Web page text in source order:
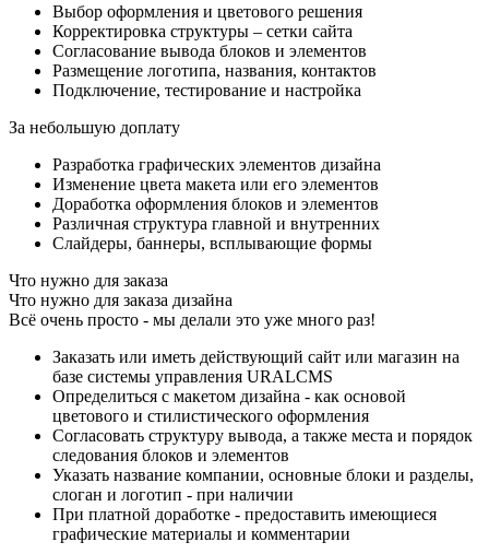
Выбор оформления и цветового решения
Корректировка структуры – сетки сайта
Согласование вывода блоков и элементов
Размещение логотипа, названия, контактов
Подключение, тестирование и настройка
За небольшую доплату
Разработка графических элементов дизайна
Изменение цвета макета или его элементов
Доработка оформления блоков и элементов
Различная структура главной и внутренних
Слайдеры, баннеры, всплывающие формы
Что нужно для заказа
Что нужно для заказа дизайна
Всё очень просто - мы делали это уже много раз!
Заказать или иметь действующий сайт или магазин на
базе системы управления URALCMS
Определиться с макетом дизайна - как основой
цветового и стилистического оформления
Согласовать структуру вывода, а также места и порядок
следования блоков и элементов
Указать название компании, основные блоки и разделы,
слоган и логотип - при наличии
При платной доработке - предоставить имеющиеся
графические материалы и комментарии